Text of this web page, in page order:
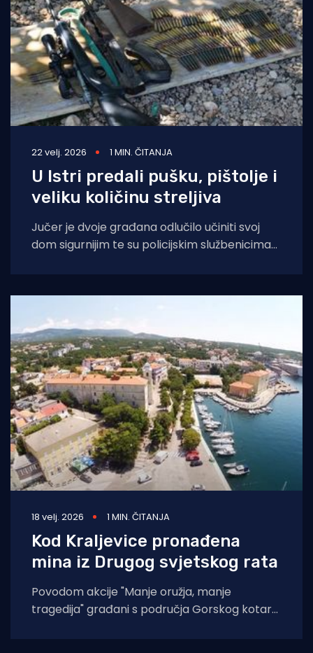
22 velj. 2026 1 MIN. ČITANJA
U Istri predali pušku, pištolje i
veliku količinu streljiva
Jučer je dvoje građana odlučilo učiniti svoj
dom sigurnijim te su policijskim službenicima
18 velj. 2026 1 MIN. ČITANJA
Kod Kraljevice pronađena
mina iz Drugog svjetskog rata
Povodom akcije "Manje oružja, manje
tragedija" građani s područja Gorskog kotara,